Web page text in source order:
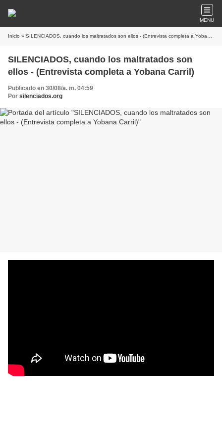
MENU
Inicio » SILENCIADOS, cuando los maltratados son ellos - (Entrevista completa a Yobana Carril)
SILENCIADOS, cuando los maltratados son
ellos - (Entrevista completa a Yobana Carril)
Publicado en 30/08/a. m. 04:59
Por silenciados.org